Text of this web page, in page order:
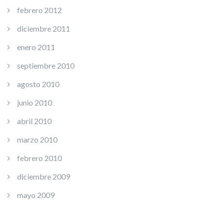
febrero 2012
diciembre 2011
enero 2011
septiembre 2010
agosto 2010
junio 2010
abril 2010
marzo 2010
febrero 2010
diciembre 2009
mayo 2009